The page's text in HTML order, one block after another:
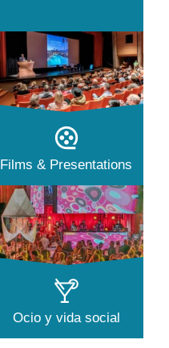
Films & Presentations
Ocio y vida social